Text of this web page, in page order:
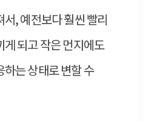
, 예전보다 훨씬 빨리
되고 작은 먼지에도
하는 상태로 변할 수